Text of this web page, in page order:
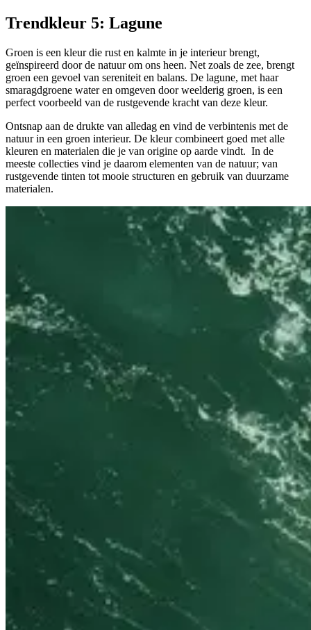
Trendkleur 5: Lagune
Groen is een kleur die rust en kalmte in je interieur brengt,
geïnspireerd door de natuur om ons heen. Net zoals de zee, brengt
groen een gevoel van sereniteit en balans. De lagune, met haar
smaragdgroene water en omgeven door weelderig groen, is een
perfect voorbeeld van de rustgevende kracht van deze kleur.
Ontsnap aan de drukte van alledag en vind de verbintenis met de
natuur in een groen interieur. De kleur combineert goed met alle
kleuren en materialen die je van origine op aarde vindt. In de
meeste collecties vind je daarom elementen van de natuur; van
rustgevende tinten tot mooie structuren en gebruik van duurzame
materialen.